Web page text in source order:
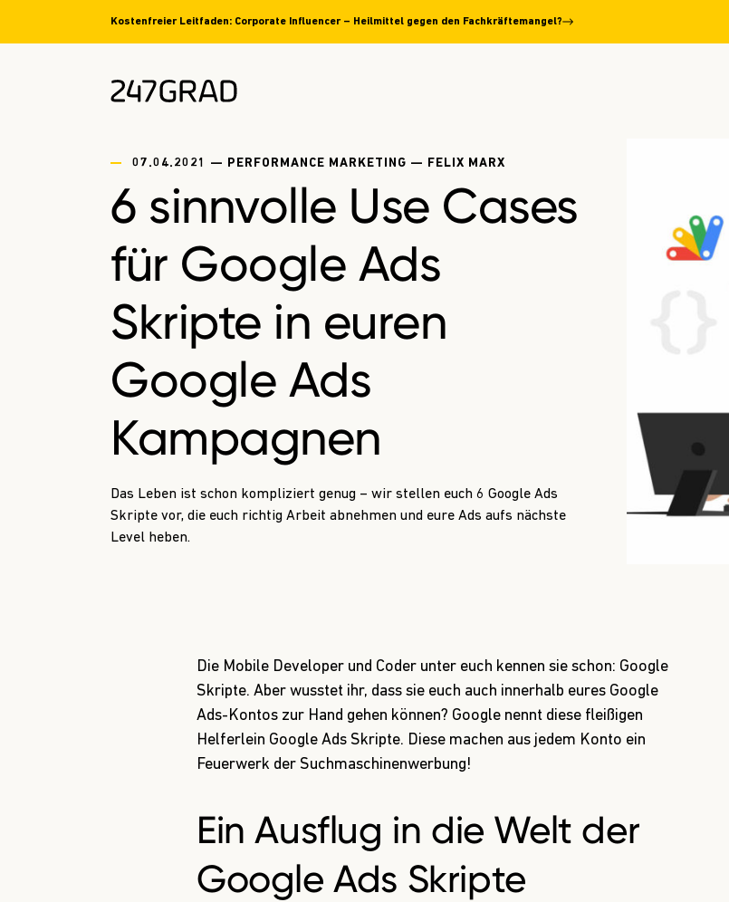
Kostenfreier Leitfaden: Corporate Influencer – Heilmittel gegen den Fachkräftemangel?
07.04.2021 — PERFORMANCE MARKETING — FELIX MARX
6 sinnvolle Use Cases
für Google Ads
Skripte in euren
Google Ads
Kampagnen
Das Leben ist schon kompliziert genug – wir stellen euch 6 Google Ads
Skripte vor, die euch richtig Arbeit abnehmen und eure Ads aufs nächste
Level heben.
Die Mobile Developer und Coder unter euch kennen sie schon: Google
Skripte. Aber wusstet ihr, dass sie euch auch innerhalb eures Google
Ads-Kontos zur Hand gehen können? Google nennt diese fleißigen
Helferlein Google Ads Skripte. Diese machen aus jedem Konto ein
Feuerwerk der Suchmaschinenwerbung!
Ein Ausflug in die Welt der
Google Ads Skripte